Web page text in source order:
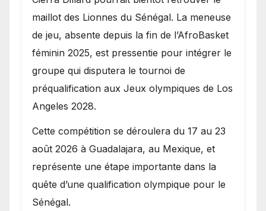
maillot des Lionnes du Sénégal. La meneuse
de jeu, absente depuis la fin de l’AfroBasket
féminin 2025, est pressentie pour intégrer le
groupe qui disputera le tournoi de
préqualification aux Jeux olympiques de Los
Angeles 2028.
Cette compétition se déroulera du 17 au 23
août 2026 à Guadalajara, au Mexique, et
représente une étape importante dans la
quête d’une qualification olympique pour le
Sénégal.